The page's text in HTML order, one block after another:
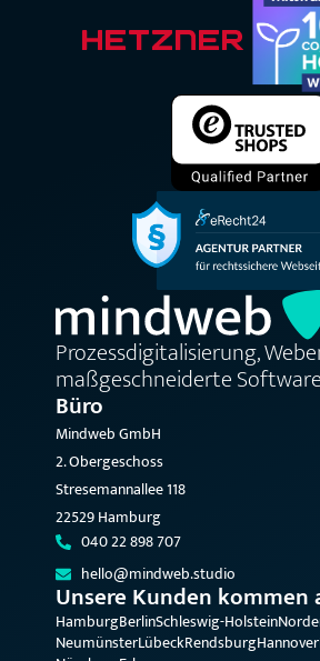
Prozessdigitalisierung,
maßgeschneiderte
Büro
Mindweb GmbH
2. Obergeschoss
Stresemannallee 118
22529 Hamburg
040 22 898 707
hello@mindweb.studio
Unsere Kunden kommen
HamburgBerlinSchleswig-Holstein
NeumünsterLübeckRendsburgHannover